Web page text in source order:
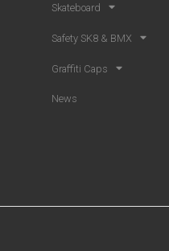
Skateboard
Safety SK8 & BMX​
Graffiti Caps
News